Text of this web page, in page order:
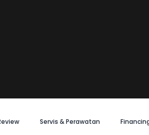
Servis & Perawatan